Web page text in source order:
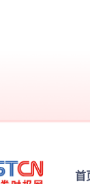
首